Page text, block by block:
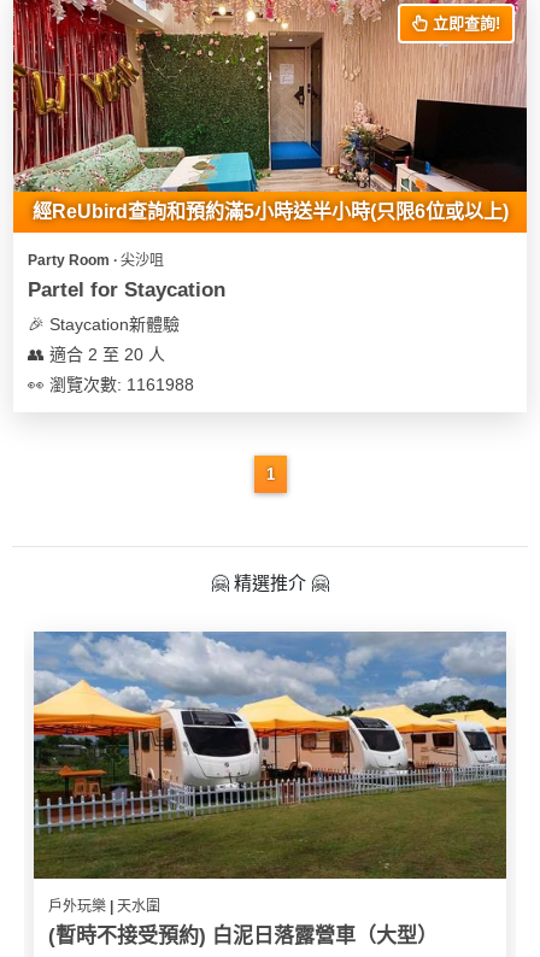
立即查詢!
經ReUbird查詢和預約滿5小時送半小時(只限6位或以上)
Party Room ∙ 尖沙咀
Partel for Staycation
🎉 Staycation新體驗
👥 適合 2 至 20 人
👀 瀏覽次數: 1161988
1
🤗 精選推介 🤗
戶外玩樂 | 天水圍
(暫時不接受預約) 白泥日落露營車（大型）